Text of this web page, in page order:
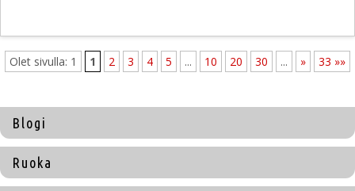
Olet sivulla: 1 1 2 3 4 5 ... 10 20 30 ... » 33 »»
Blogi
Ruoka